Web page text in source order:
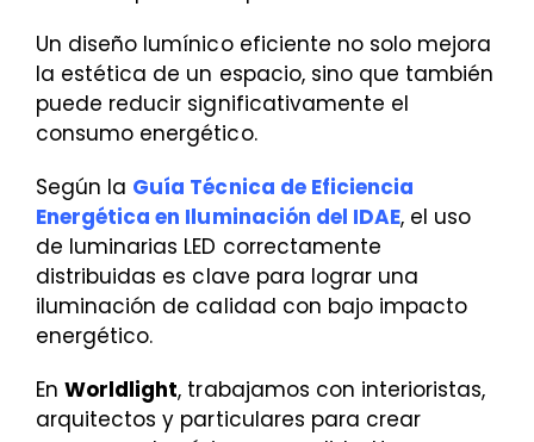
Un diseño lumínico eficiente no solo mejora
la estética de un espacio, sino que también
puede reducir significativamente el
consumo energético.
Según la Guía Técnica de Eficiencia
Energética en Iluminación del IDAE, el uso
de luminarias LED correctamente
distribuidas es clave para lograr una
iluminación de calidad con bajo impacto
energético.
EnWorldlight, trabajamos con interioristas,
arquitectos y particulares para crear